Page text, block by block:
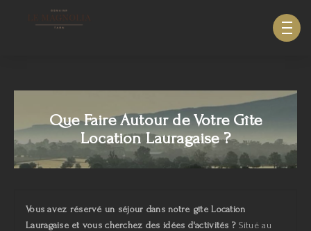
Que Faire Autour de Votre Gîte
Location Lauragaise ?
Vous avez réservé un séjour dans notre gîte Location
Lauragaise et vous cherchez des idées d'activités ?Situé au